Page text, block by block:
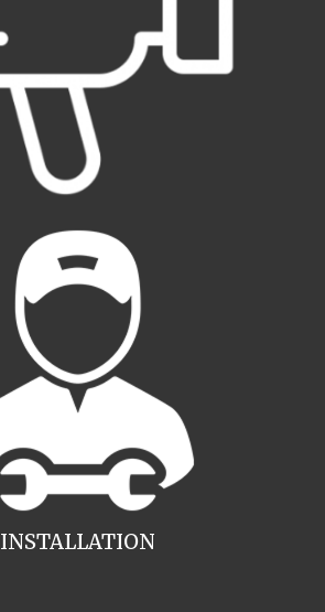
INSTALLATION